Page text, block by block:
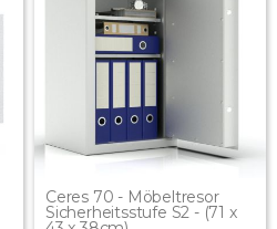
Ceres 70 - Möbeltresor
Sicherheitsstufe S2 - (71 x